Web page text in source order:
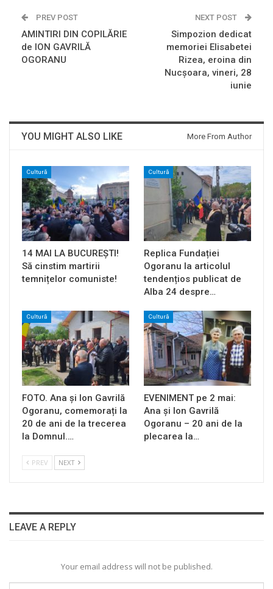
PREV POST
AMINTIRI DIN COPILĂRIE
de ION GAVRILĂ
OGORANU
NEXT POST
Simpozion dedicat
memoriei Elisabetei
Rizea, eroina din
Nucșoara, vineri, 28
iunie
YOU MIGHT ALSO LIKE More From Author
Cultură
14 MAI LA BUCUREȘTI!
Să cinstim martirii
temnițelor comuniste!
Cultură
Replica Fundației
Ogoranu la articolul
tendențios publicat de
Alba 24 despre…
Cultură
FOTO. Ana și Ion Gavrilă
Ogoranu, comemorați la
20 de ani de la trecerea
la Domnul.…
Cultură
EVENIMENT pe 2 mai:
Ana și Ion Gavrilă
Ogoranu – 20 ani de la
plecarea la…
PREV NEXT
LEAVE A REPLY
Your email address will not be published.